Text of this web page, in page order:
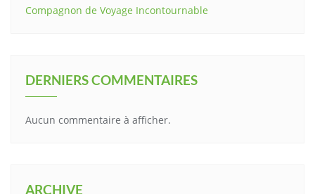
Compagnon de Voyage Incontournable
DERNIERS COMMENTAIRES
Aucun commentaire à afficher.
ARCHIVE